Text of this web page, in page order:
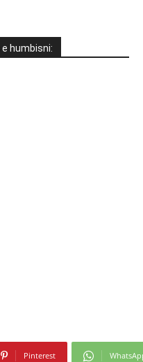
humbisni:
Pinterest